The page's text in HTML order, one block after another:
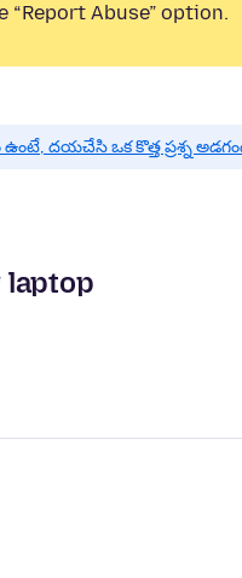
Abuse” option.
దయచేసి ఒక కొత్త ప్రశ్న
laptop